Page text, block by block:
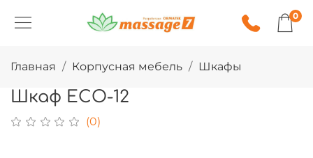
0
Главная Корпусная мебель Шкафы
Шкаф ECO-12
(0)